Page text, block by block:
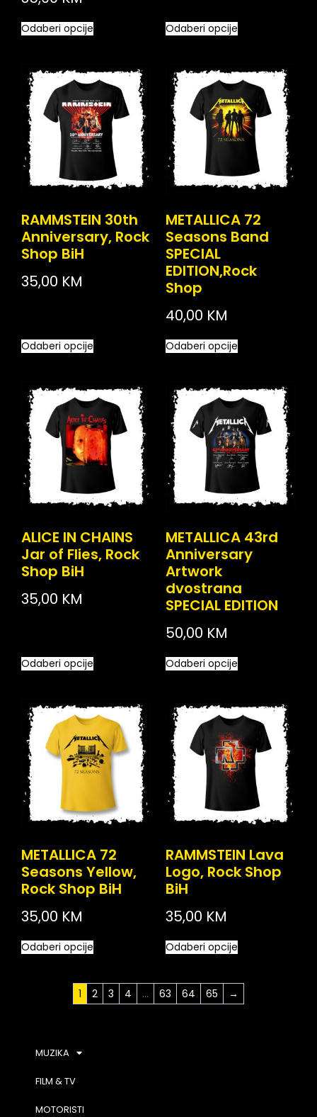
Odaberi opcije Odaberi opcije
RAMMSTEIN 30th
Anniversary, Rock
Shop BiH
35,00 KM
Odaberi opcije
METALLICA 72
Seasons Band
SPECIAL
EDITION,Rock
Shop
40,00 KM
Odaberi opcije
ALICE IN CHAINS
Jar of Flies, Rock
Shop BiH
35,00 KM
Odaberi opcije
METALLICA 43rd
Anniversary
Artwork
dvostrana
SPECIAL EDITION
50,00 KM
Odaberi opcije
METALLICA 72
Seasons Yellow,
Rock Shop BiH
35,00 KM
Odaberi opcije
RAMMSTEIN Lava
Logo, Rock Shop
BiH
35,00 KM
Odaberi opcije
1 2 3 4 … 63 64 65 →
MUZIKA
FILM & TV
MOTORISTI